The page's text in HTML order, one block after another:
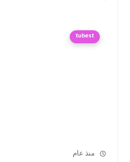
tubest
منذ عام